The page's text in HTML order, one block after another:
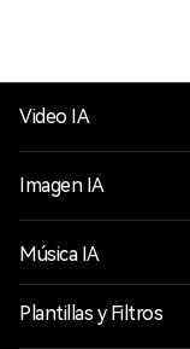
Video IA
Imagen IA
Música IA
Plantillas y Filtros